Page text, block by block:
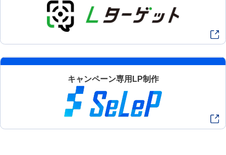
キャンペーン専用LP制作